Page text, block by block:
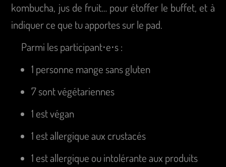
kombucha, jus de fruit… pour étoffer le buffet, et à
indiquer ce que tu apportes sur le pad.
Parmi les participant⋅e⋅s :
1 personne mange sans gluten
7 sont végétariennes
1 est végan
1 est allergique aux crustacés
1 est allergique ou intolérante aux produits